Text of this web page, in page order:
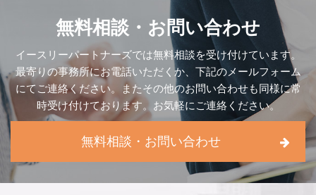
無料相談・お問い合わせ
イースリーパートナーズでは無料相談を受け付けています。
最寄りの事務所にお電話いただくか、下記のメールフォーム
にてご連絡ください。
またその他のお問い合わせも同様に常
時受け付けております。お気軽にご連絡ください。
無料相談・お問い合わせ